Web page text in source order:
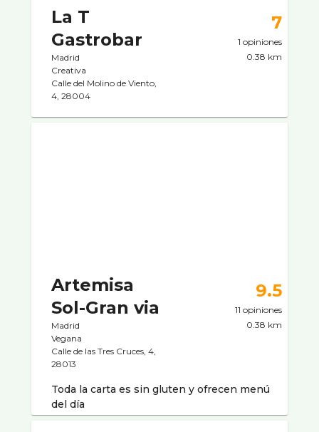
La T
Gastrobar
Madrid
Creativa
Calle del Molino de Viento,
4, 28004
7
1 opiniones
0.38 km
Artemisa
Sol-Gran via
Madrid
Vegana
Calle de las Tres Cruces, 4,
28013
9.5
11 opiniones
0.38 km
Toda la carta es sin gluten y ofrecen menú
del día